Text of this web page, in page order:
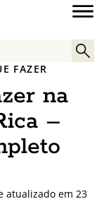
FAZER
na
–
atualizado em 23